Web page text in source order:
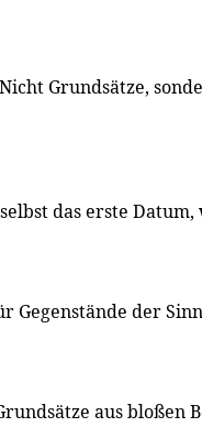
Grundsätze,
das erste
Gegenstände der
aus bloßen